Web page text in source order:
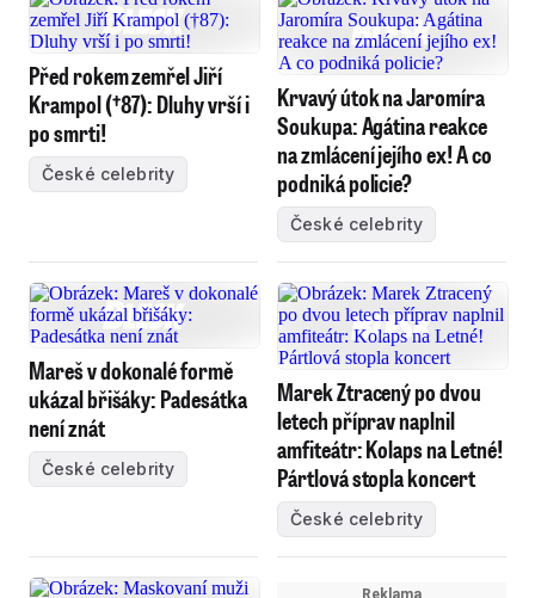
Před rokem zemřel Jiří
Krampol (†87): Dluhy vrší i
po smrti!
České celebrity
Krvavý útok na Jaromíra
Soukupa: Agátina reakce
na zmlácení jejího ex! A co
podniká policie?
České celebrity
Mareš v dokonalé formě
ukázal břišáky: Padesátka
není znát
České celebrity
Marek Ztracený po dvou
letech příprav naplnil
amfiteátr: Kolaps na Letné!
Pártlová stopla koncert
České celebrity